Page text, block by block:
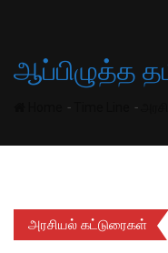
ஆப்பிழுத்த
- -
அரசியல் கட்டுரைகள்